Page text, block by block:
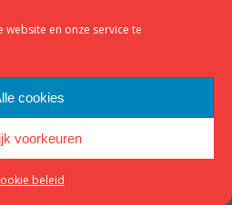
en onze service te
cookies
voorkeuren
beleid
-Website door Kop Digitaal
footer